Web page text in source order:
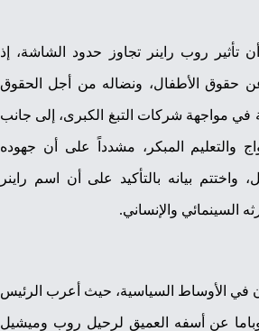
تأثير روب راينر تجاوز حدود الشاشة، إذ
حقوق الأطفال، ونضاله من أجل الحقوق
في مواجهة شركات التبغ الكبرى، إلى جانب
والتعليم المبكر، مشدداً على أن جهوده
واختتم بيانه بالتأكيد على أن اسم راينر
السينمائي والإنساني.
في الأوساط السياسية، حيث أعرب الرئيس
أوباما عن أسفه العميق لرحيل روب وميشيل